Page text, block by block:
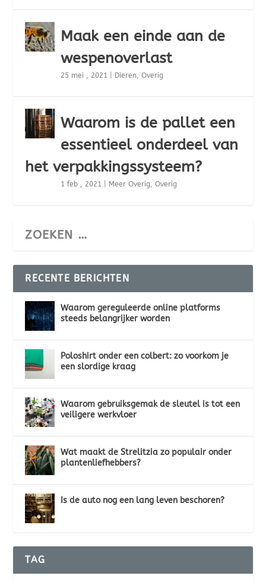
Maak een einde aan de
wespenoverlast
25 mei , 2021 Dieren,Overig
Waarom is de pallet een
essentieel onderdeel van
het verpakkingssysteem?
1 feb , 2021 Meer Overig,Overig
RECENTE BERICHTEN
Waarom gereguleerde online platforms
steeds belangrijker worden
Poloshirt onder een colbert: zo voorkom je
een slordige kraag
Waarom gebruiksgemak de sleutel is tot een
veiligere werkvloer
Wat maakt de Strelitzia zo populair onder
plantenliefhebbers?
Is de auto nog een lang leven beschoren?
TAG